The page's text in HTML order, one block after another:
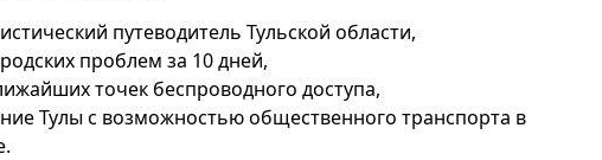
путеводитель Тульской области,
проблем за 10 дней,
точек беспроводного доступа,
Тулы с возможностью общественного транспорта в